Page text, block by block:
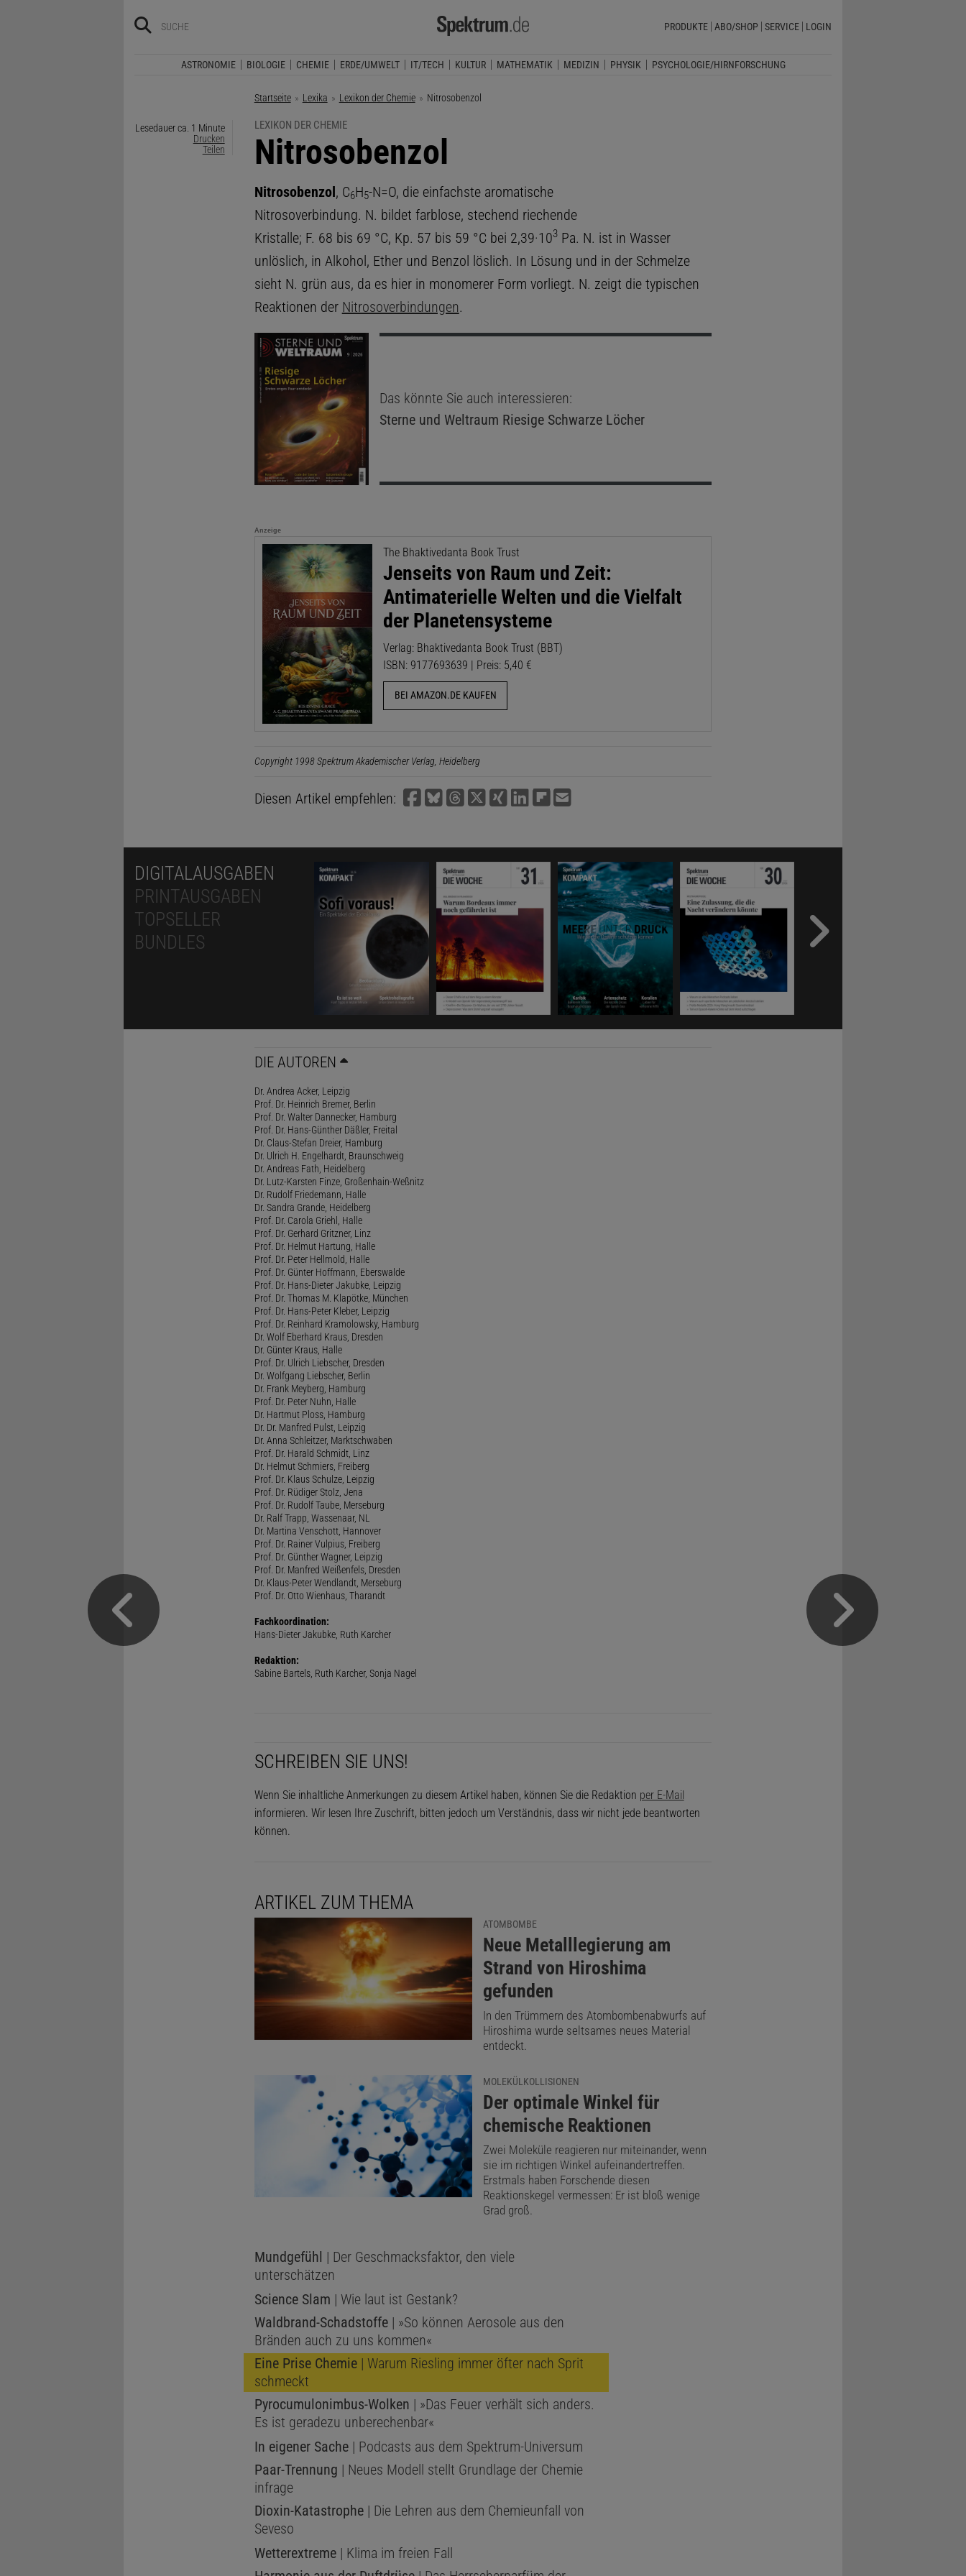
PRODUKTE ABO/SHOP SERVICE LOGIN
ASTRONOMIE BIOLOGIE CHEMIE ERDE/UMWELT IT/TECH KULTUR MATHEMATIK MEDIZIN PHYSIK PSYCHOLOGIE/HIRNFORSCHUNG
Startseite Lexika Lexikon der Chemie Aktuelle Seite:
Nitrosobenzol
Lesedauer ca. 1 Minute
Drucken
Teilen
LEXIKON DER CHEMIE
:
Nitrosobenzol
Nitrosobenzol, C6H5-N=O, die einfachste aromatische
Nitrosoverbindung. N. bildet farblose, stechend riechende
Kristalle; F. 68 bis 69 °C, Kp. 57 bis 59 °C bei 2,39·103Pa. N. ist in Wasser
unlöslich, in Alkohol, Ether und Benzol löslich. In Lösung und in der Schmelze
sieht N. grün aus, da es hier in monomerer Form vorliegt. N. zeigt die typischen
Reaktionen der Nitrosoverbindungen.
Das könnte Sie auch interessieren:
Sterne und Weltraum Riesige Schwarze Löcher
Anzeige
The Bhaktivedanta Book Trust
Jenseits von Raum und Zeit:
Antimaterielle Welten und die Vielfalt
der Planetensysteme
Verlag: Bhaktivedanta Book Trust (BBT)
ISBN: 9177693639 | Preis: 5,40 €
BEI AMAZON.DE KAUFEN
Copyright 1998 Spektrum Akademischer Verlag, Heidelberg
Diesen Artikel empfehlen:
DIGITALAUSGABEN
PRINTAUSGABEN
TOPSELLER
BUNDLES
DIE AUTOREN
Dr. Andrea Acker, Leipzig
Prof. Dr. Heinrich Bremer, Berlin
Prof. Dr. Walter Dannecker, Hamburg
Prof. Dr. Hans-Günther Däßler, Freital
Dr. Claus-Stefan Dreier, Hamburg
Dr. Ulrich H. Engelhardt, Braunschweig
Dr. Andreas Fath, Heidelberg
Dr. Lutz-Karsten Finze, Großenhain-Weßnitz
Dr. Rudolf Friedemann, Halle
Dr. Sandra Grande, Heidelberg
Prof. Dr. Carola Griehl, Halle
Prof. Dr. Gerhard Gritzner, Linz
Prof. Dr. Helmut Hartung, Halle
Prof. Dr. Peter Hellmold, Halle
Prof. Dr. Günter Hoffmann, Eberswalde
Prof. Dr. Hans-Dieter Jakubke, Leipzig
Prof. Dr. Thomas M. Klapötke, München
Prof. Dr. Hans-Peter Kleber, Leipzig
Prof. Dr. Reinhard Kramolowsky, Hamburg
Dr. Wolf Eberhard Kraus, Dresden
Dr. Günter Kraus, Halle
Prof. Dr. Ulrich Liebscher, Dresden
Dr. Wolfgang Liebscher, Berlin
Dr. Frank Meyberg, Hamburg
Prof. Dr. Peter Nuhn, Halle
Dr. Hartmut Ploss, Hamburg
Dr. Dr. Manfred Pulst, Leipzig
Dr. Anna Schleitzer, Marktschwaben
Prof. Dr. Harald Schmidt, Linz
Dr. Helmut Schmiers, Freiberg
Prof. Dr. Klaus Schulze, Leipzig
Prof. Dr. Rüdiger Stolz, Jena
Prof. Dr. Rudolf Taube, Merseburg
Dr. Ralf Trapp, Wassenaar, NL
Dr. Martina Venschott, Hannover
Prof. Dr. Rainer Vulpius, Freiberg
Prof. Dr. Günther Wagner, Leipzig
Prof. Dr. Manfred Weißenfels, Dresden
Dr. Klaus-Peter Wendlandt, Merseburg
Prof. Dr. Otto Wienhaus, Tharandt
Fachkoordination:
Hans-Dieter Jakubke, Ruth Karcher
Redaktion:
Sabine Bartels, Ruth Karcher, Sonja Nagel
SCHREIBEN SIE UNS!
Wenn Sie inhaltliche Anmerkungen zu diesem Artikel haben, können Sie die Redaktion per E-Mail
informieren. Wir lesen Ihre Zuschrift, bitten jedoch um Verständnis, dass wir nicht jede beantworten
können.
ARTIKEL ZUM THEMA
ATOMBOMBE
:
Neue Metalllegierung am
Strand von Hiroshima
gefunden
In den Trümmern des Atombombenabwurfs auf
Hiroshima wurde seltsames neues Material
entdeckt.
MOLEKÜLKOLLISIONEN
:
Der optimale Winkel für
chemische Reaktionen
Zwei Moleküle reagieren nur miteinander, wenn
sie im richtigen Winkel aufeinandertreffen.
Erstmals haben Forschende diesen
Reaktionskegel vermessen: Er ist bloß wenige
Grad groß.
Mundgefühl | Der Geschmacksfaktor, den viele
unterschätzen
Science Slam | Wie laut ist Gestank?
Waldbrand-Schadstoffe| »So können Aerosole aus den
Bränden auch zu uns kommen«
Eine Prise Chemie| Warum Riesling immer öfter nach Sprit
schmeckt
Pyrocumulonimbus-Wolken | »Das Feuer verhält sich anders.
Es ist geradezu unberechenbar«
In eigener Sache| Podcasts aus dem Spektrum-Universum
Paar-Trennung | Neues Modell stellt Grundlage der Chemie
infrage
Dioxin-Katastrophe| Die Lehren aus dem Chemieunfall von
Seveso
Wetterextreme| Klima im freien Fall